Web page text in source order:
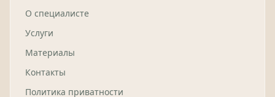
О специалисте
Услуги
Материалы
Контакты
Политика приватности